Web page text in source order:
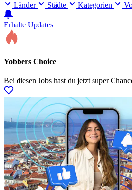
Länder
Städte Kategorien
Erhalte Updates
Yobbers Choice
Bei diesen Jobs hast du jetzt super